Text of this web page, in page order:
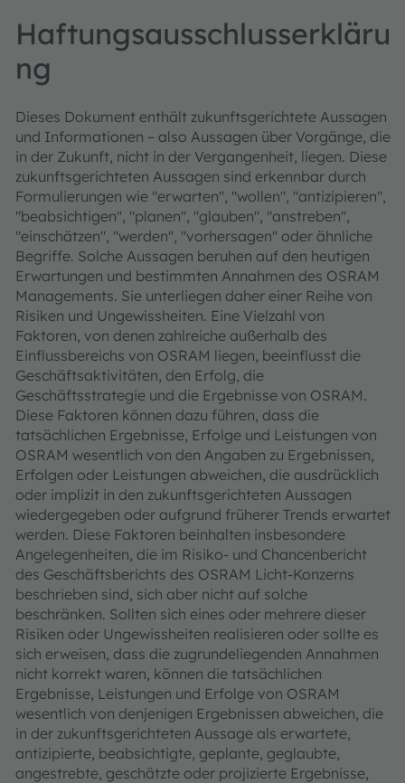
Haftungsausschlusserkläru
ng
Dieses Dokument enthält zukunftsgerichtete Aussagen
und Informationen – also Aussagen über Vorgänge, die
in der Zukunft, nicht in der Vergangenheit, liegen. Diese
zukunftsgerichteten Aussagen sind erkennbar durch
Formulierungen wie "erwarten", "wollen", "antizipieren",
"beabsichtigen", "planen", "glauben", "anstreben",
"einschätzen", "werden", "vorhersagen" oder ähnliche
Begriffe. Solche Aussagen beruhen auf den heutigen
Erwartungen und bestimmten Annahmen des OSRAM
Managements. Sie unterliegen daher einer Reihe von
Risiken und Ungewissheiten. Eine Vielzahl von
Faktoren, von denen zahlreiche außerhalb des
Einflussbereichs von OSRAM liegen, beeinflusst die
Geschäftsaktivitäten, den Erfolg, die
Geschäftsstrategie und die Ergebnisse von OSRAM.
Diese Faktoren können dazu führen, dass die
tatsächlichen Ergebnisse, Erfolge und Leistungen von
OSRAM wesentlich von den Angaben zu Ergebnissen,
Erfolgen oder Leistungen abweichen, die ausdrücklich
oder implizit in den zukunftsgerichteten Aussagen
wiedergegeben oder aufgrund früherer Trends erwartet
werden. Diese Faktoren beinhalten insbesondere
Angelegenheiten, die im Risiko- und Chancenbericht
des Geschäftsberichts des OSRAM Licht-Konzerns
beschrieben sind, sich aber nicht auf solche
beschränken. Sollten sich eines oder mehrere dieser
Risiken oder Ungewissheiten realisieren oder sollte es
sich erweisen, dass die zugrundeliegenden Annahmen
nicht korrekt waren, können die tatsächlichen
Ergebnisse, Leistungen und Erfolge von OSRAM
wesentlich von denjenigen Ergebnissen abweichen, die
in der zukunftsgerichteten Aussage als erwartete,
antizipierte, beabsichtigte, geplante, geglaubte,
angestrebte, geschätzte oder projizierte Ergebnisse,